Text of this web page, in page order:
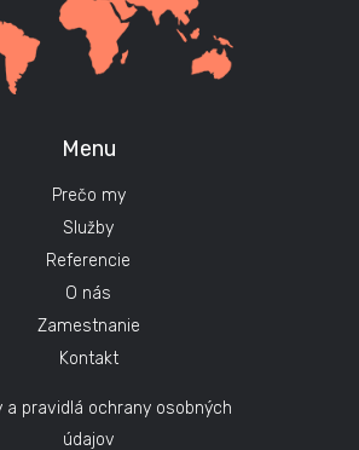
Menu
Prečo my
Služby
Referencie
O nás
Zamestnanie
Kontakt
a pravidlá ochrany osobných
údajov